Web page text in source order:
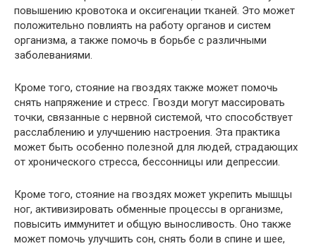
повышению кровотока и оксигенации тканей. Это может
положительно повлиять на работу органов и систем
организма, а также помочь в борьбе с различными
заболеваниями.
Кроме того, стояние на гвоздях также может помочь
снять напряжение и стресс. Гвозди могут массировать
точки, связанные с нервной системой, что способствует
расслаблению и улучшению настроения. Эта практика
может быть особенно полезной для людей, страдающих
от хронического стресса, бессонницы или депрессии.
Кроме того, стояние на гвоздях может укрепить мышцы
ног, активизировать обменные процессы в организме,
повысить иммунитет и общую выносливость. Оно также
может помочь улучшить сон, снять боли в спине и шее,